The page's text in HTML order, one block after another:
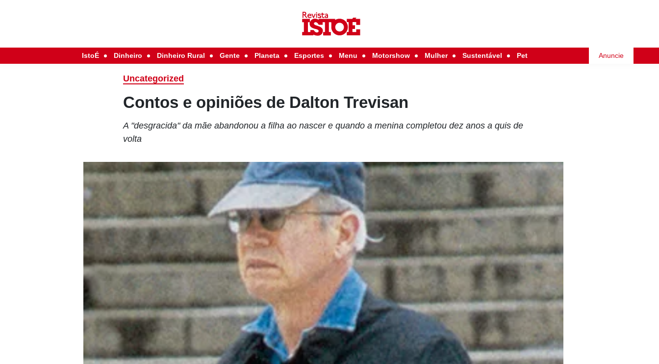
IstoÉ Dinheiro Dinheiro Rural Gente Planeta Esportes Menu Motorshow Mulher Sustentável Pet Anuncie
Uncategorized
Contos e opiniões de Dalton Trevisan
A "desgracida" da mãe abandonou a filha ao nascer e quando a menina completou dez anos a quis de
volta